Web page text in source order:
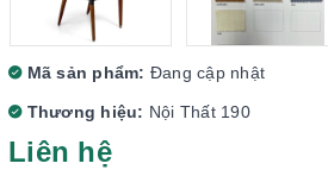
Mã sản phẩm: Đang cập nhật
Thương hiệu: Nội Thất 190
Liên hệ